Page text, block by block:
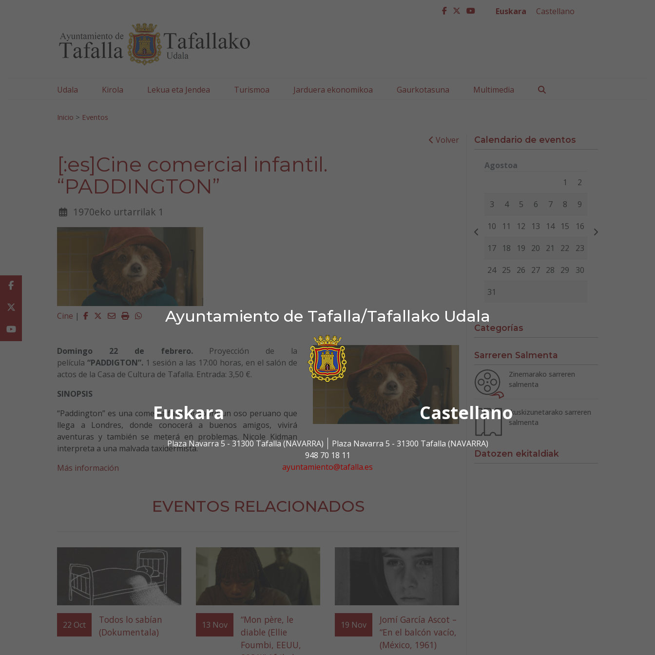
Ayuntamiento de Tafalla/Tafallako Udala
Euskara Castellano
Plaza Navarra 5 - 31300 Tafalla (NAVARRA)
Plaza Navarra 5 - 31300 Tafalla (NAVARRA)
948 70 18 11
ayuntamiento@tafalla.es
facebook
twitter
youtube
Euskara Castellano
Udala Kirola Lekua eta Jendea Turismoa Jarduera ekonomikoa Gaurkotasuna Multimedia
Inicio > Eventos
Volver
[:es]Cine comercial infantil.
“PADDINGTON”
1970eko urtarrilak 1
Cine | Facebook
Twitter
EmailImprimirWhatsapp
Domingo 22 de febrero. Proyección de la
película “PADDIGTON”. 1 sesión a las 17:00 horas, en el salón de
actos de la Casa de Cultura de Tafalla. Entrada: 3,50 €.
SINOPSIS
“Paddington” es una comedia familiar sobre un oso peruano que
llega a Londres, donde conocerá a buenos amigos, vivirá
aventuras y también se meterá en problemas. Nicole Kidman
interpreta a una malvada taxidermista.
Más información
EVENTOS RELACIONADOS
22 Oct
Todos lo sabían
(Dokumentala)
13 Nov
“Mon père, le
diable (Ellie
Foumbi, EEUU,
19 Nov
Jomí García Ascot –
“En el balcón vacío,
(México, 1961)
Calendario de eventos
Agostoa
Miércoles Jueves
1 2
3 4 5 6 7 8 9
10 11 12 13 14 15 16
17 18 19 20 21 22 23
24 25 26 27 28 29 30
31
Categorías
Sarreren Salmenta
Zinemarako sarreren
salmenta
Ikuskizunetarako sarreren
salmenta
Datozen ekitaldiak
Facebook
Youtube